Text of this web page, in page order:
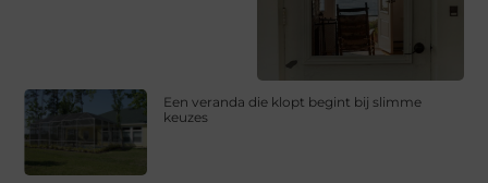
Een veranda die klopt begint bij slimme
keuzes